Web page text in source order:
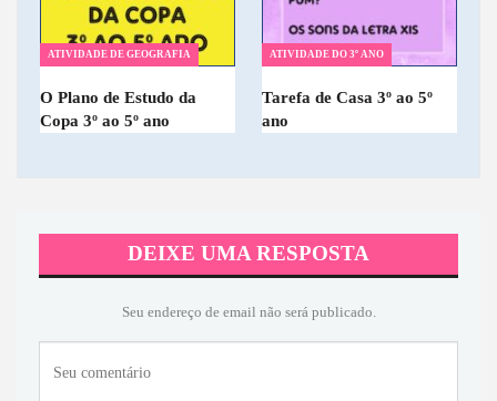
ATIVIDADE DE GEOGRAFIA
O Plano de Estudo da
Copa 3º ao 5º ano
ATIVIDADE DO 3º ANO
Tarefa de Casa 3º ao 5º
ano
DEIXE UMA RESPOSTA
Seu endereço de email não será publicado.